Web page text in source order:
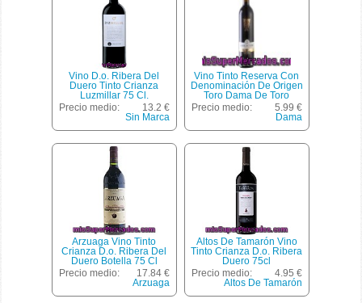
Vino D.o. Ribera Del
Duero Tinto Crianza
Luzmillar 75 Cl.
Precio medio:
13.2 €
Sin Marca
Vino Tinto Reserva Con
Denominación De Origen
Toro Dama De Toro
Botella De 75 Centilitros
Precio medio:
5.99 €
Dama
Arzuaga Vino Tinto
Crianza D.o. Ribera Del
Duero Botella 75 Cl
Precio medio:
17.84 €
Arzuaga
Altos De Tamarón Vino
Tinto Crianza D.o. Ribera
Duero 75cl
Precio medio:
4.95 €
Altos De Tamarón